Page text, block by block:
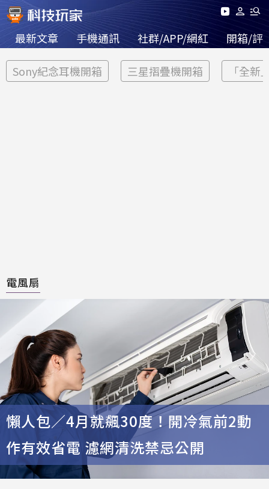
最新文章 手機通訊 社群/APP/網紅 開箱/評
Sony紀念耳機開箱 三星摺疊機開箱 「全新
電風扇
懶人包／4月就飆30度！開冷氣前2動
作有效省電 濾網清洗禁忌公開